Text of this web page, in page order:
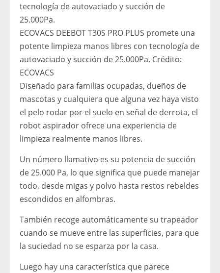
ECOVACS DEEBOT T30S PRO PLUS promete una
potente limpieza manos libres con tecnología de
autovaciado y succión de 25.000Pa. Crédito:
ECOVACS
Diseñado para familias ocupadas, dueños de
mascotas y cualquiera que alguna vez haya visto
el pelo rodar por el suelo en señal de derrota, el
robot aspirador ofrece una experiencia de
limpieza realmente manos libres.
Un número llamativo es su potencia de succión
de 25.000 Pa, lo que significa que puede manejar
todo, desde migas y polvo hasta restos rebeldes
escondidos en alfombras.
También recoge automáticamente su trapeador
cuando se mueve entre las superficies, para que
la suciedad no se esparza por la casa.
Luego hay una característica que parece